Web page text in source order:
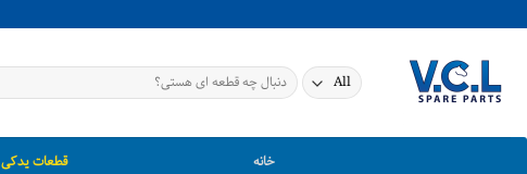
to
جستجو
برای:
خانه قطعات یدکی